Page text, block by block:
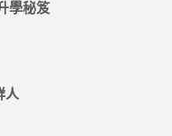
學秘笈
人